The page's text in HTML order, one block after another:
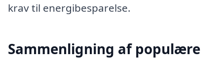
krav til energibesparelse.
Sammenligning af populære